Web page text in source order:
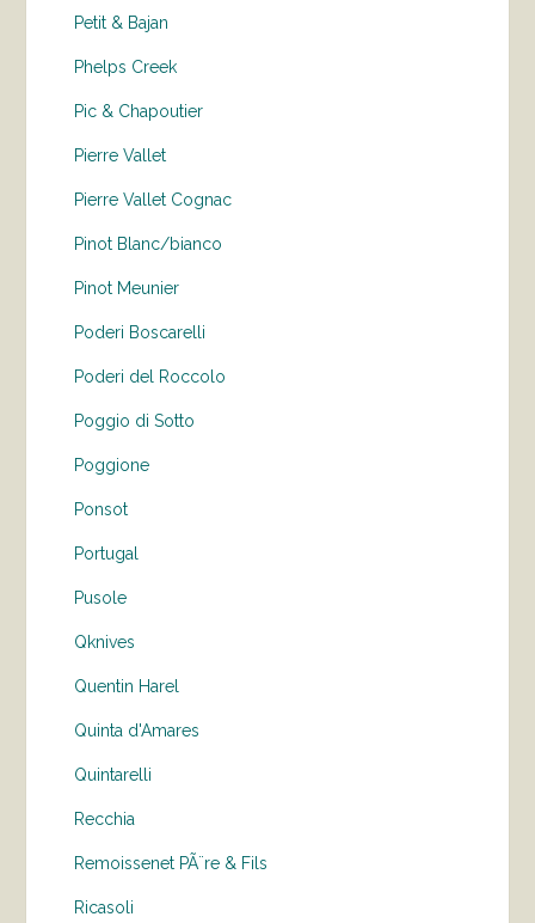
Petit & Bajan
Phelps Creek
Pic & Chapoutier
Pierre Vallet
Pierre Vallet Cognac
Pinot Blanc/bianco
Pinot Meunier
Poderi Boscarelli
Poderi del Roccolo
Poggio di Sotto
Poggione
Ponsot
Portugal
Pusole
Qknives
Quentin Harel
Quinta d'Amares
Quintarelli
Recchia
Remoissenet PÃ¨re & Fils
Ricasoli